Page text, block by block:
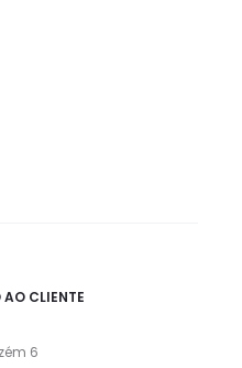
CLIENTE
6